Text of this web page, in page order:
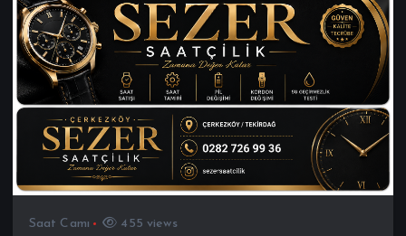
Saat Camı 455 views